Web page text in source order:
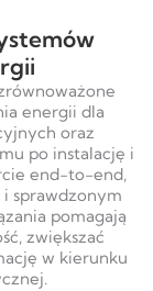
energii dla
oraz
po instalację i
end-to-end,
sprawdzonym
pomagają
zwiększać
w kierunku